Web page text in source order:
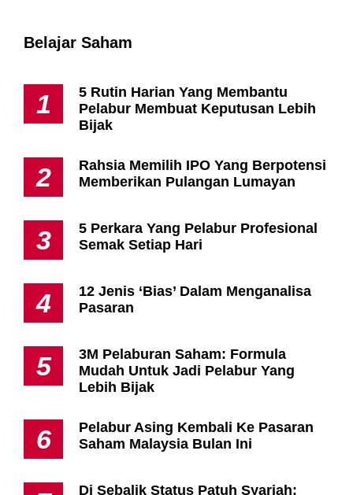
Belajar Saham
1
5 Rutin Harian Yang Membantu
Pelabur Membuat Keputusan Lebih
Bijak
2
Rahsia Memilih IPO Yang Berpotensi
Memberikan Pulangan Lumayan
3
5 Perkara Yang Pelabur Profesional
Semak Setiap Hari
4
12 Jenis ‘Bias’ Dalam Menganalisa
Pasaran
5
3M Pelaburan Saham: Formula
Mudah Untuk Jadi Pelabur Yang
Lebih Bijak
6
Pelabur Asing Kembali Ke Pasaran
Saham Malaysia Bulan Ini
Di Sebalik Status Patuh Syariah: